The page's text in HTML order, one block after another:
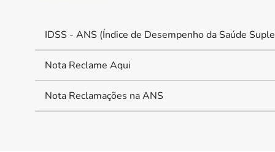
IDSS - ANS (Índice de Desempenho da Saúde
Nota Reclame Aqui
Nota Reclamações na ANS